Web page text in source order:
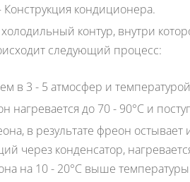
кондиционера.
контур, внутри
следующий процесс:
в 3 - 5 атмосфер и
до 70 - 90°С и
в результате фреон остывает
через конденсатор,
на 10 - 20°С выше температуры